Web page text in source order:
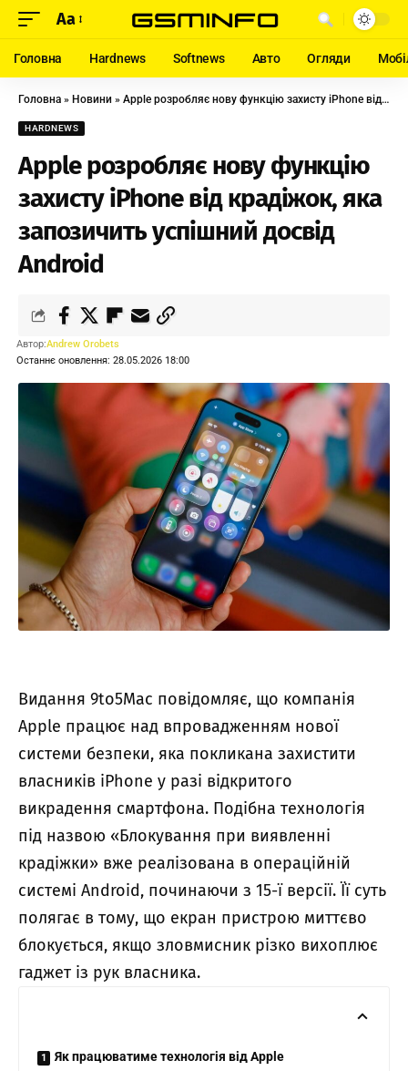
Aa
Головна Hardnews Softnews Авто Огляди
Головна » Новини » Apple розробляє нову функцію захисту iPhone від крадіжок, яка запозичить успішний досвід Android
HARDNEWS
Apple розробляє нову функцію
захисту iPhone від крадіжок, яка
запозичить успішний досвід
Android
Останнє оновлення: 28.05.2026 18:00
Автор:Andrew Orobets
Видання 9to5Mac повідомляє, що компанія
Apple працює над впровадженням нової
системи безпеки, яка покликана захистити
власників iPhone у разі відкритого
викрадення смартфона. Подібна технологія
під назвою «Блокування при виявленні
крадіжки» вже реалізована в операційній
системі Android, починаючи з 15-ї версії. Її суть
полягає в тому, що екран пристрою миттєво
блокується, якщо зловмисник різко вихоплює
гаджет із рук власника.
Як працюватиме технологія від Apple